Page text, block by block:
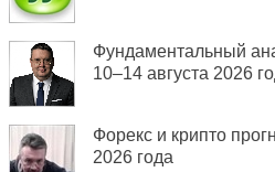
Фундаментальный
10–14 августа 2026
Форекс и крипто
2026 года